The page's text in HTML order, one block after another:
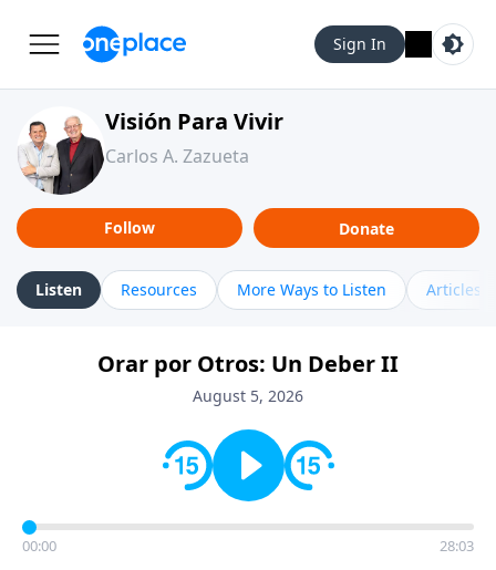
Sign In
Visión Para Vivir
Carlos A. Zazueta
Follow Donate
Listen Resources More Ways to Listen Articles
Orar por Otros: Un Deber II
August 5, 2026
00:00 28:03